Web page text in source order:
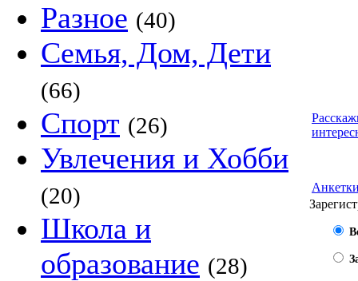
Разное (40)
Семья, Дом, Дети
(66)
Спорт (26)
Увлечения и Хобби
(20)
Школа и
образование (28)